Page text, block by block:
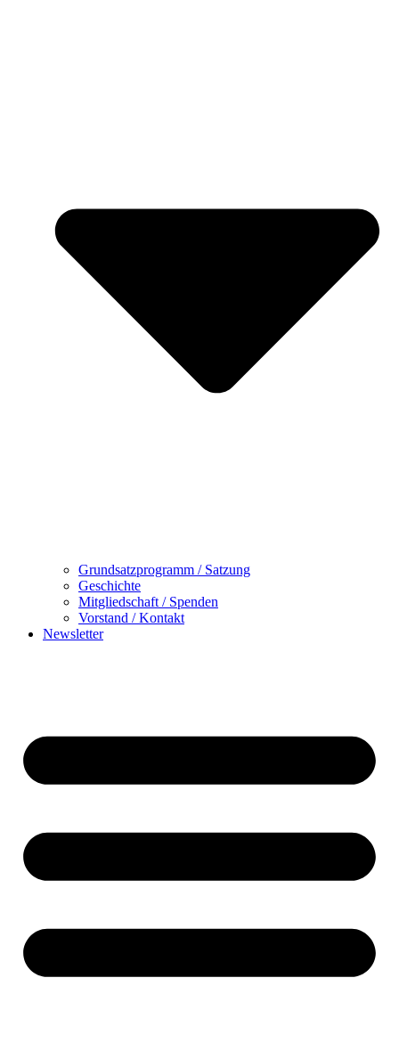
Grundsatzprogramm / Satzung
Geschichte
Mitgliedschaft / Spenden
Vorstand / Kontakt
Newsletter